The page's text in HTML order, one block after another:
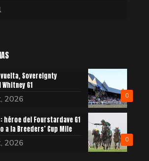
0
Sovereignty
G1
2026
0
del Fourstardave G1
a la Breeders’ Cup Mile
2026